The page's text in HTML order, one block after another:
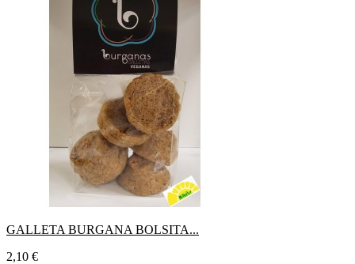
GALLETA BURGANA BOLSITA...
Precio
2,10 €